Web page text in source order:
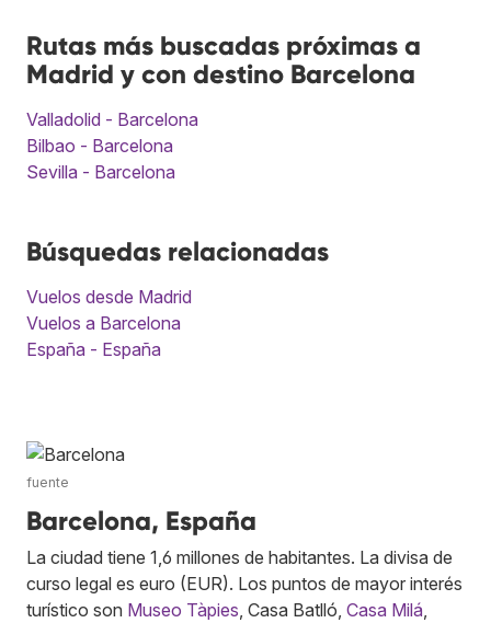
Rutas más buscadas próximas a
Madrid y con destino Barcelona
Valladolid - Barcelona
Bilbao - Barcelona
Sevilla - Barcelona
Búsquedas relacionadas
Vuelos desde Madrid
Vuelos a Barcelona
España - España
fuente
Barcelona, España
La ciudad tiene 1,6 millones de habitantes. La divisa de
curso legal es euro (EUR). Los puntos de mayor interés
turístico son Museo Tàpies , Casa Batlló, Casa Milá